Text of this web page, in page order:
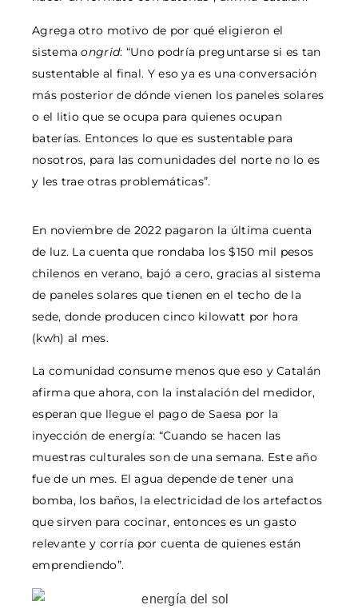
Agrega otro motivo de por qué eligieron el
sistemaongrid: “Uno podría preguntarse si es tan
sustentable al final. Y eso ya es una conversación
más posterior de dónde vienen los paneles solares
o el litio que se ocupa para quienes ocupan
baterías. Entonces lo que es sustentable para
nosotros, para las comunidades del norte no lo es
y les trae otras problemáticas”.
En noviembre de 2022 pagaron la última cuenta
de luz. La cuenta que rondaba los $150 mil pesos
chilenos en verano, bajó a cero, gracias al sistema
de paneles solares que tienen en el techo de la
sede, donde producen cinco kilowatt por hora
(kwh) al mes.
La comunidad consume menos que eso y Catalán
afirma que ahora, con la instalación del medidor,
esperan que llegue el pago de Saesa por la
inyección de energía: “Cuando se hacen las
muestras culturales son de una semana. Este año
fue de un mes. El agua depende de tener una
bomba, los baños, la electricidad de los artefactos
que sirven para cocinar, entonces es un gasto
relevante y corría por cuenta de quienes están
emprendiendo”.